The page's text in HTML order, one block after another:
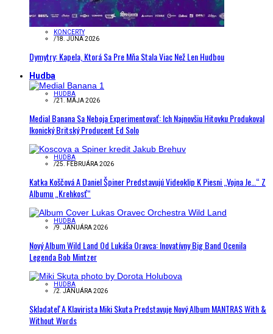
KONCERTY
/18. JÚNA 2026
Dymytry: Kapela, Ktorá Sa Pre Mňa Stala Viac Než Len Hudbou
Hudba
HUDBA
/21. MÁJA 2026
Medial Banana Sa Neboja Experimentovať: Ich Najnovšiu Hitovku Produkoval
Ikonický Britský Producent Ed Solo
HUDBA
/25. FEBRUÁRA 2026
Katka Koščová A Daniel Špiner Predstavujú Videoklip K Piesni „Vojna Je…“ Z
Albumu „Krehkosť“
HUDBA
/9. JANUÁRA 2026
Nový Album Wild Land Od Lukáša Oravca: Inovatívny Big Band Ocenila
Legenda Bob Mintzer
HUDBA
/2. JANUÁRA 2026
Skladateľ A Klavirista Miki Skuta Predstavuje Nový Album MANTRAS With &
Without Words